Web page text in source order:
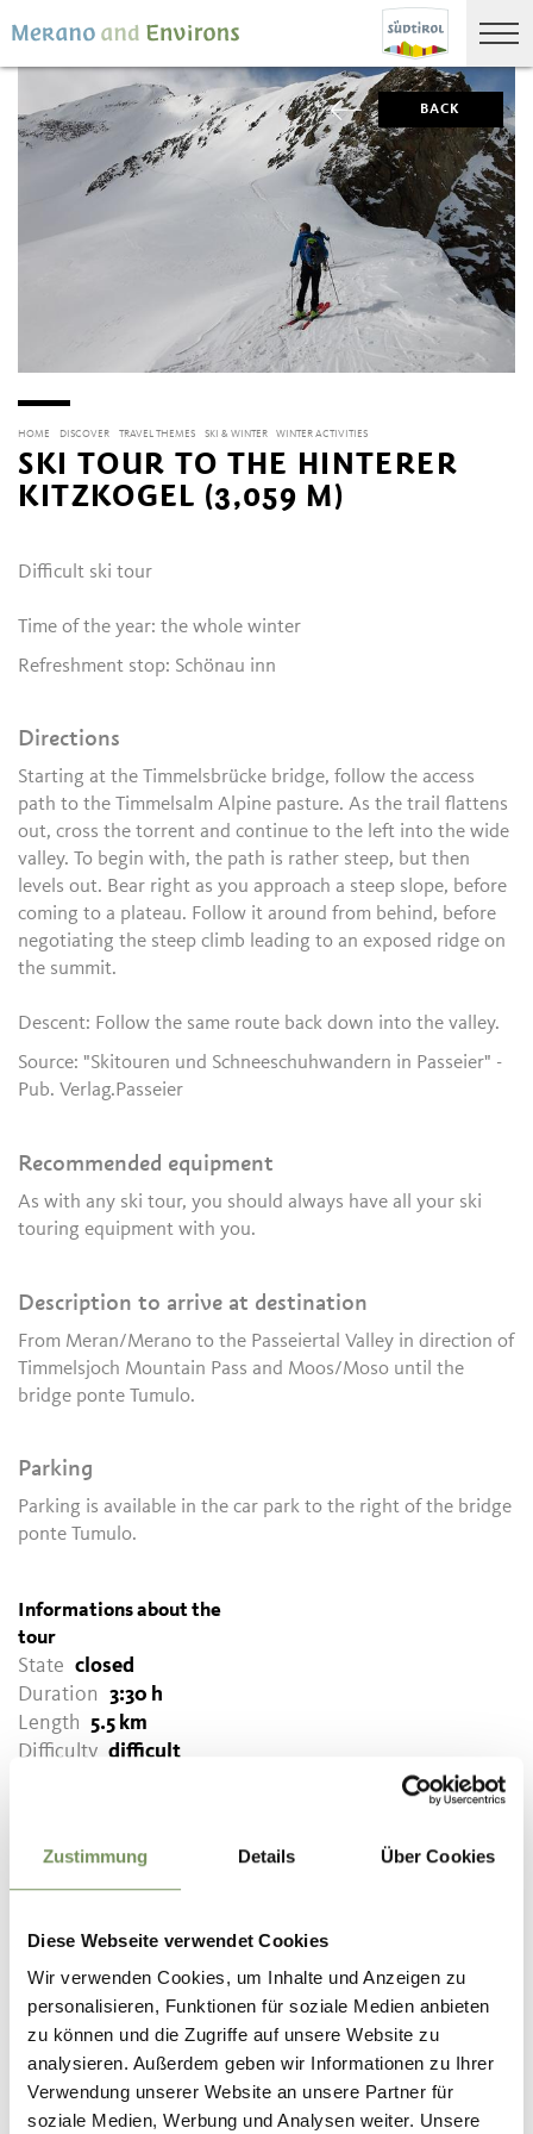
Zustimmung Details Über Cookies
Diese Webseite verwendet Cookies
Wir verwenden Cookies, um Inhalte und Anzeigen zu
personalisieren, Funktionen für soziale Medien anbieten
zu können und die Zugriffe auf unsere Website zu
analysieren. Außerdem geben wir Informationen zu Ihrer
Verwendung unserer Website an unsere Partner für
soziale Medien, Werbung und Analysen weiter. Unsere
BACK
HOME DISCOVER TRAVEL THEMES SKI & WINTER WINTER ACTIVITIES
SKI TOUR TO THE HINTERER
KITZKOGEL (3,059 M)
Difficult ski tour
Time of the year: the whole winter
Refreshment stop: Schönau inn
Directions
Starting at the Timmelsbrücke bridge, follow the access
path to the Timmelsalm Alpine pasture. As the trail flattens
out, cross the torrent and continue to the left into the wide
valley. To begin with, the path is rather steep, but then
levels out. Bear right as you approach a steep slope, before
coming to a plateau. Follow it around from behind, before
negotiating the steep climb leading to an exposed ridge on
the summit.
Descent: Follow the same route back down into the valley.
Source: "Skitouren und Schneeschuhwandern in Passeier" -
Pub. Verlag.Passeier
Recommended equipment
As with any ski tour, you should always have all your ski
touring equipment with you.
Description to arrive at destination
From Meran/Merano to the Passeiertal Valley in direction of
Timmelsjoch Mountain Pass and Moos/Moso until the
bridge ponte Tumulo.
Parking
Parking is available in the car park to the right of the bridge
ponte Tumulo.
Informations about the
tour
State closed
Duration
3:30 h
Length
5.5 km
Difficulty difficult
DOWNLOAD GPX-FILE
Tourismusverein
Passeiertal
39015 St. Leonhard in